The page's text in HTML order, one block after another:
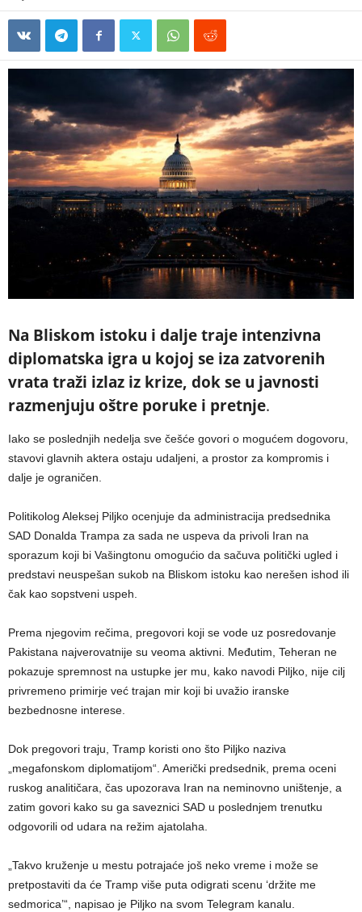
Na Bliskom istoku i dalje traje intenzivna
diplomatska igra u kojoj se iza zatvorenih
vrata traži izlaz iz krize, dok se u javnosti
razmenjuju oštre poruke i pretnje.
Iako se poslednjih nedelja sve češće govori o mogućem dogovoru,
stavovi glavnih aktera ostaju udaljeni, a prostor za kompromis i
dalje je ograničen.
Politikolog Aleksej Piljko ocenjuje da administracija predsednika
SAD Donalda Trampa za sada ne uspeva da privoli Iran na
sporazum koji bi Vašingtonu omogućio da sačuva politički ugled i
predstavi neuspešan sukob na Bliskom istoku kao nerešen ishod ili
čak kao sopstveni uspeh.
Prema njegovim rečima, pregovori koji se vode uz posredovanje
Pakistana najverovatnije su veoma aktivni. Međutim, Teheran ne
pokazuje spremnost na ustupke jer mu, kako navodi Piljko, nije cilj
privremeno primirje već trajan mir koji bi uvažio iranske
bezbednosne interese.
Dok pregovori traju, Tramp koristi ono što Piljko naziva
„megafonskom diplomatijom“. Američki predsednik, prema oceni
ruskog analitičara, čas upozorava Iran na neminovno uništenje, a
zatim govori kako su ga saveznici SAD u poslednjem trenutku
odgovorili od udara na režim ajatolaha.
„Takvo kruženje u mestu potrajaće još neko vreme i može se
pretpostaviti da će Tramp više puta odigrati scenu ‘držite me
sedmorica’“, napisao je Piljko na svom Telegram kanalu.